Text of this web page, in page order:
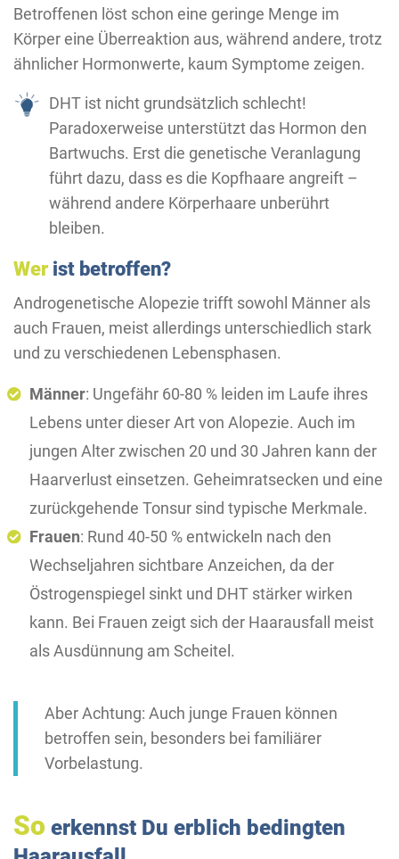
Betroffenen löst schon eine geringe Menge im
Körper eine Überreaktion aus, während andere, trotz
ähnlicher Hormonwerte, kaum Symptome zeigen.
DHT ist nicht grundsätzlich schlecht!
Paradoxerweise unterstützt das Hormon den
Bartwuchs. Erst die genetische Veranlagung
führt dazu, dass es die Kopfhaare angreift –
während andere Körperhaare unberührt
bleiben.
Wer ist betroffen?
Androgenetische Alopezie trifft sowohl Männer als
auch Frauen, meist allerdings unterschiedlich stark
und zu verschiedenen Lebensphasen.
Männer: Ungefähr 60-80 % leiden im Laufe ihres
Lebens unter dieser Art von Alopezie. Auch im
jungen Alter zwischen 20 und 30 Jahren kann der
Haarverlust einsetzen. Geheimratsecken und eine
zurückgehende Tonsur sind typische Merkmale.
Frauen: Rund 40-50 % entwickeln nach den
Wechseljahren sichtbare Anzeichen, da der
Östrogenspiegel sinkt und DHT stärker wirken
kann. Bei Frauen zeigt sich der Haarausfall meist
als Ausdünnung am Scheitel.
Aber Achtung: Auch junge Frauen können
betroffen sein, besonders bei familiärer
Vorbelastung.
So erkennst Du erblich bedingten